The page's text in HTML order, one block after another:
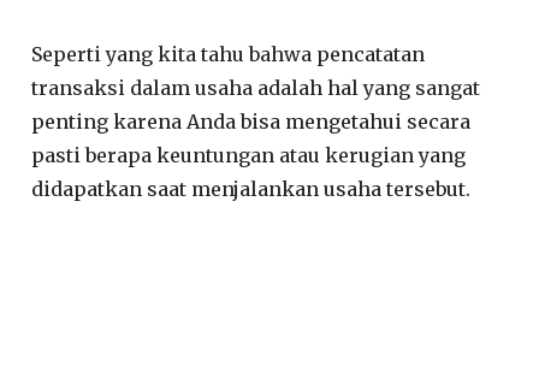
Seperti yang kita tahu bahwa pencatatan
transaksi dalam usaha adalah hal yang sangat
penting karena Anda bisa mengetahui secara
pasti berapa keuntungan atau kerugian yang
didapatkan saat menjalankan usaha tersebut.